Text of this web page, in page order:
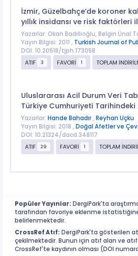
İzmir, Güzelbahçe’de koroner
yıllık insidansı ve risk faktörleri
Yazarlar: Okan Badıllıoğlu, Belgin Ünal
Yayın Bilgisi: 2011 , Turkish Journal of
DOI: 10.20518/tjph.173058
ATIF
3 FAVORİ 1 TOPLAM
Uluslararası Acil Durum Veri
Türkiye Cumhuriyeti Tarihindeki
Yazarlar: Hande Bahadır, Reyhan Uçku
Yayın Bilgisi: 2018 , Doğal Afetler ve
DOI: 10.21324/dacd.348117
ATIF
29 FAVORİ 1 TOPLAM
Popüler Yayınlar: DergiPark'ta
tarafından favoriye eklenme
belirlenmektedir.
CrossRef Atıf: DergiPark'ta gösterilen
çekilmektedir. Bunun için atıf alan ve
CrossRef'te kaydının olması (DOI